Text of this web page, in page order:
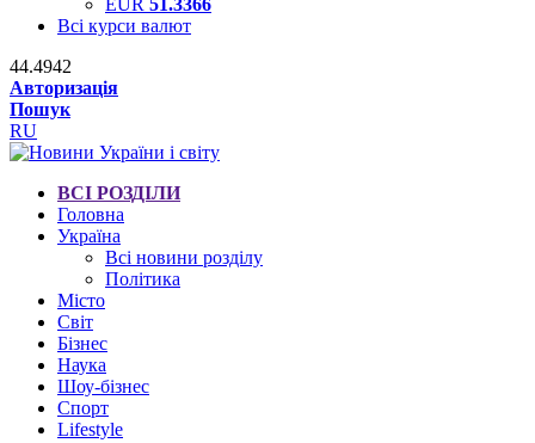
EUR 51.3366
Всі курси валют
44.4942
Авторизація
Пошук
RU
ВСІ РОЗДІЛИ
Головна
Україна
Всі новини розділу
Політика
Місто
Світ
Бізнес
Наука
Шоу-бізнес
Спорт
Lifestyle